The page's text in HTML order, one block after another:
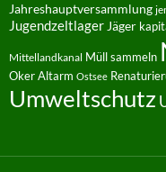
Jahreshauptversammlung
JugendzeltlagerJäger
Mittellandkanal Müll sammeln
Oker Altarm Ostsee
Umweltschutz